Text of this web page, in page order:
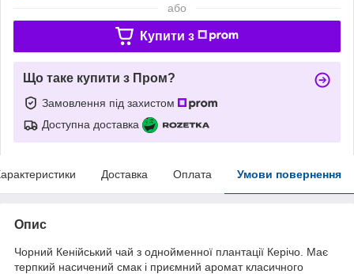
або
Купити з
Що таке купити з Пром?
Замовлення під захистом
Доступна доставка
Доставка Оплата Умови повернення
Опис
Чорний Кенійський чай з однойменної плантації Керічо. Має
терпкий насичений смак і приємний аромат класичного